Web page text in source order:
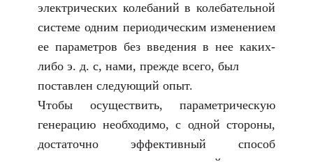
электрических колебаний в колебательной
системе одним периодическим изменением
ее параметров без введения в нее каких-
либо э. д. с, нами, прежде всего, был
поставлен следующий опыт.
Чтобы осуществить, параметрическую
генерацию необходимо, с одной стороны,
достаточно эффективный способ